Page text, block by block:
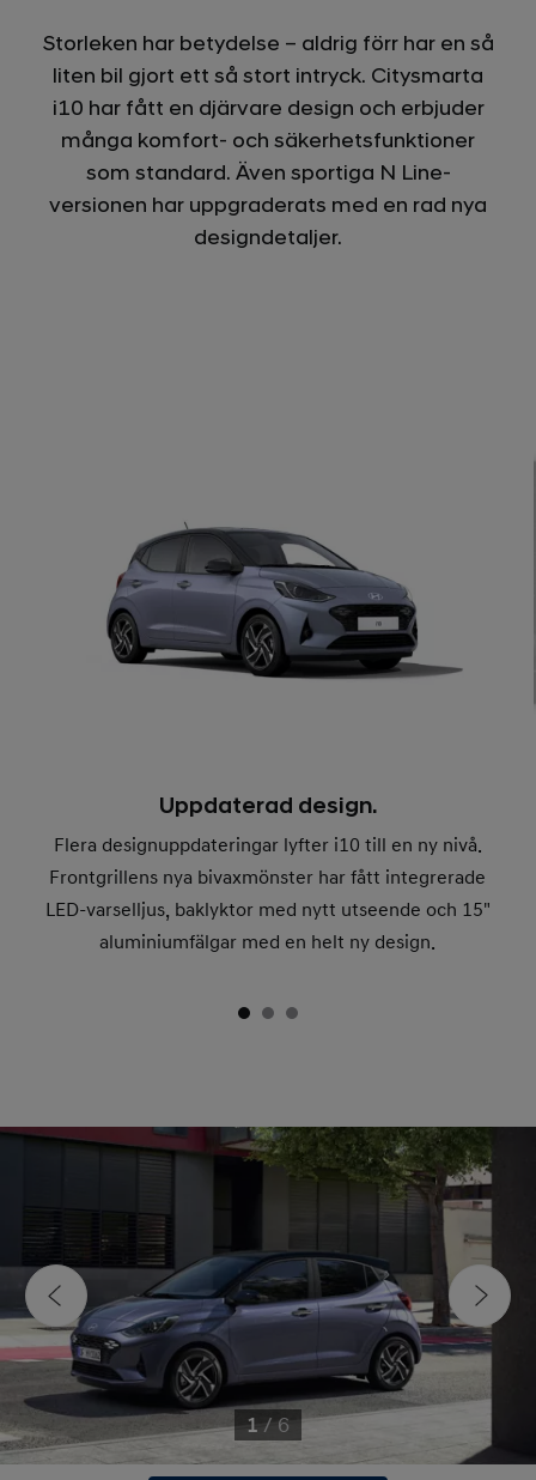
Storleken har betydelse – aldrig förr har en så
liten bil gjort ett så stort intryck. Citysmarta
i10 har fått en djärvare design och erbjuder
många komfort- och säkerhetsfunktioner
som standard. Även sportiga N Line-
versionen har uppgraderats med en rad nya
designdetaljer.
Uppdaterad design.
Flera designuppdateringar lyfter i10 till en ny nivå.
Frontgrillens nya bivaxmönster har fått integrerade
LED-varselljus, baklyktor med nytt utseende och 15"
aluminiumfälgar med en helt ny design.
1 / 6